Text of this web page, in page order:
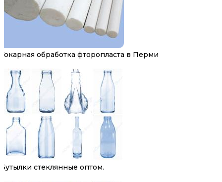
Токарная обработка фторопласта в Перми
Бутылки стеклянные оптом.